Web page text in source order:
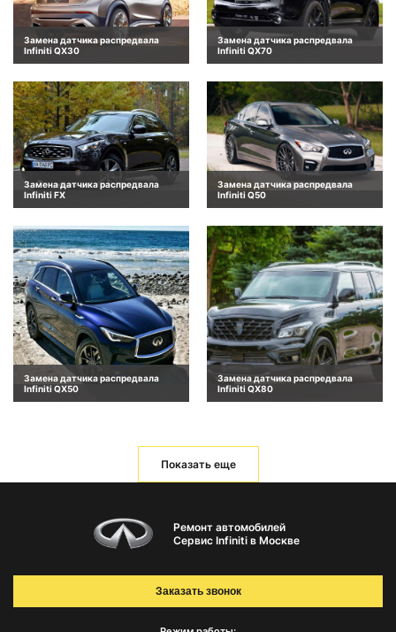
Замена датчика распредвала
Infiniti QX30
Замена датчика распредвала
Infiniti QX70
Замена датчика распредвала
Infiniti FX
Замена датчика распредвала
Infiniti Q50
Замена датчика распредвала
Infiniti QX50
Замена датчика распредвала
Infiniti QX80
Показать еще
Ремонт автомобилей
Сервис Infiniti в Москве
Заказать звонок